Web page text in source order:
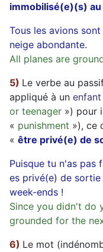
immobilisé(e)(s) au
Tous les avions
neige abondante.
All planes are
5) Le verbe au
appliqué à un
or teenager ») pour
« punishment »), ce
« être privé(e) de
Puisque tu n'as pas
es privé(e) de
week-ends !
Since you didn't do
grounded for the
6) Le mot